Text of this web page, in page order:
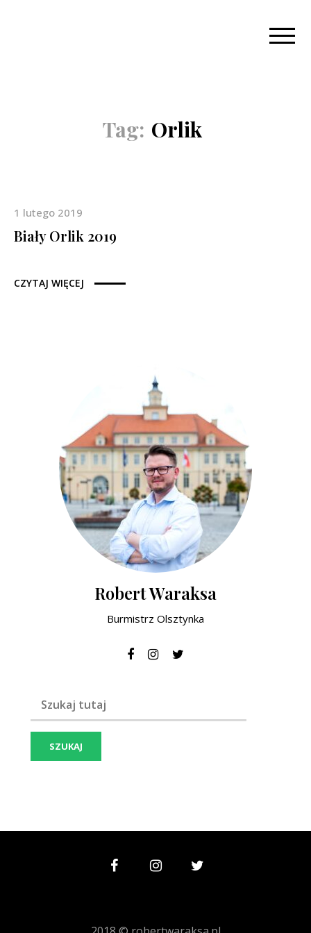
Tag: Orlik
1 lutego 2019
Biały Orlik 2019
CZYTAJ WIĘCEJ
Robert Waraksa
Burmistrz Olsztynka
Szukaj frazy: